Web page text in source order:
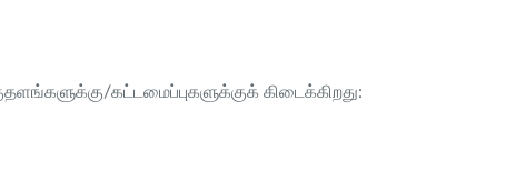
கட்டமைப்புகளுக்குக் கிடைக்கிறது: